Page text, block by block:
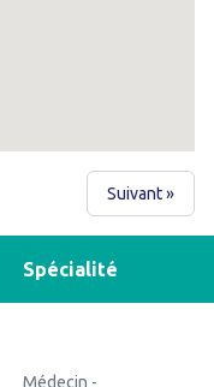
Suivant »
Spécialité
Médecin -